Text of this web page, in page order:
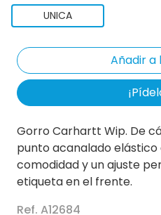
UNICA
Gorro Carhartt Wip. De
punto acanalado elástico
comodidad y un ajuste
etiqueta en el frente.
Ref. A12684